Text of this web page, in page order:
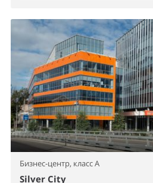
Бизнес-центр, класс A
Silver City